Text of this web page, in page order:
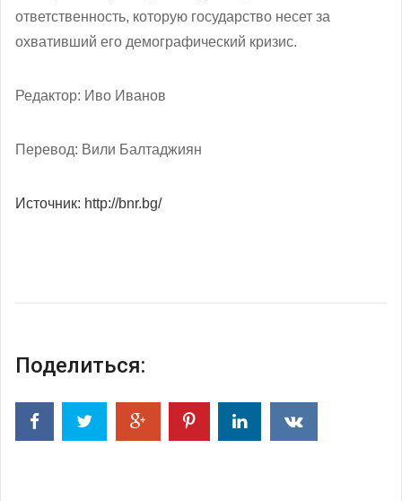
ответственность, которую государство несет за
охвативший его демографический кризис.
Редактор: Иво Иванов
Перевод: Вили Балтаджиян
Источник: http://bnr.bg/
Поделиться: